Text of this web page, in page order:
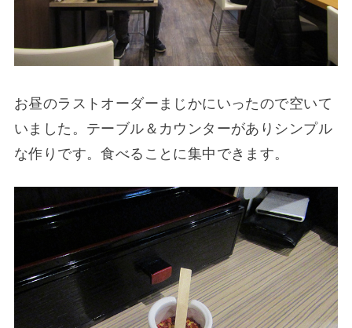
お昼のラストオーダーまじかにいったので空いて
いました。テーブル＆カウンターがありシンプル
な作りです。食べることに集中できます。